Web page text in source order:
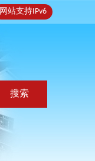
网站支持IPv6
搜索